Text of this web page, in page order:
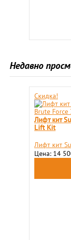
Недавно
Скидка!
Лифт кит
Lift Kit
Лифт кит
Цена: 14